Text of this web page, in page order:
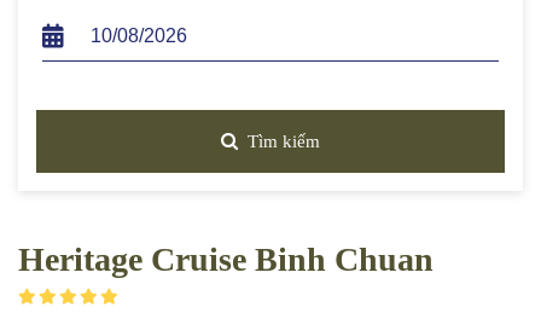
Tìm kiếm
Heritage Cruise Binh Chuan